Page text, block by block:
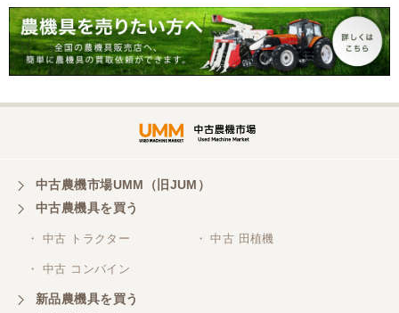
中古農機市場UMM（旧JUM）
中古農機具を買う
・ 中古 トラクター ・ 中古 田植機
・ 中古 コンバイン
新品農機具を買う